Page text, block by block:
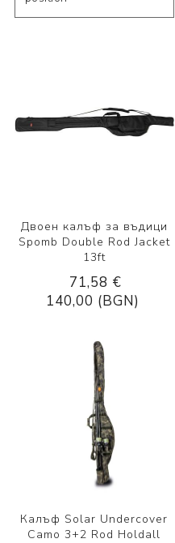
Двоен калъф за въдици
Spomb Double Rod Jacket
13ft
71,58 €
140,00 (BGN)
Калъф Solar Undercover
Camo 3+2 Rod Holdall